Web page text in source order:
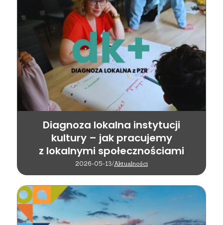
Diagnoza lokalna instytucji
kultury – jak pracujemy
z lokalnymi społecznościami
2026-05-13/Aktualności